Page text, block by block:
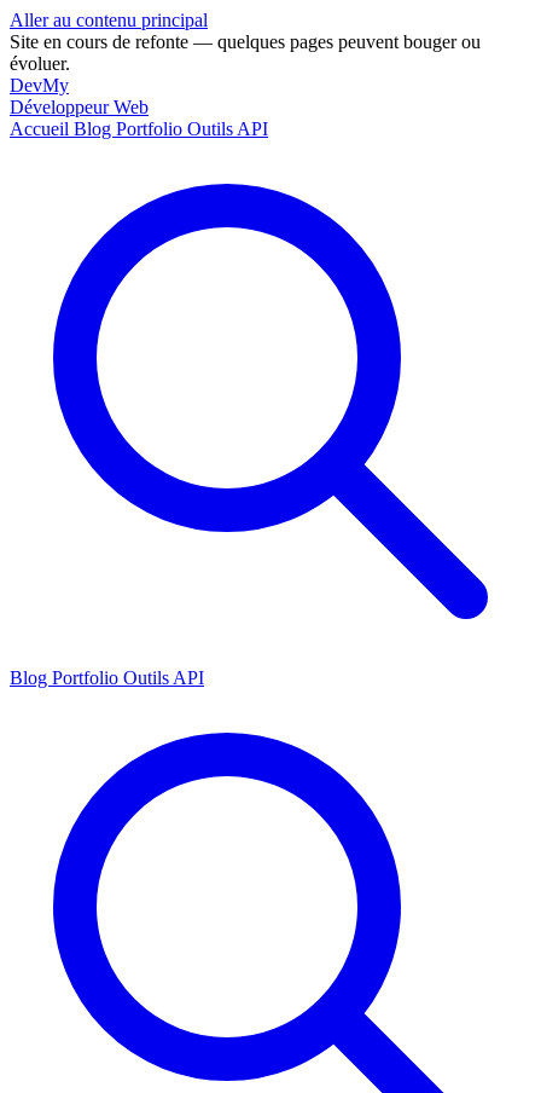
Aller au contenu principal
Site en cours de refonte — quelques pages peuvent bouger ou
évoluer.
DevMy
Développeur Web
Accueil Blog Portfolio Outils API
Blog Portfolio Outils API